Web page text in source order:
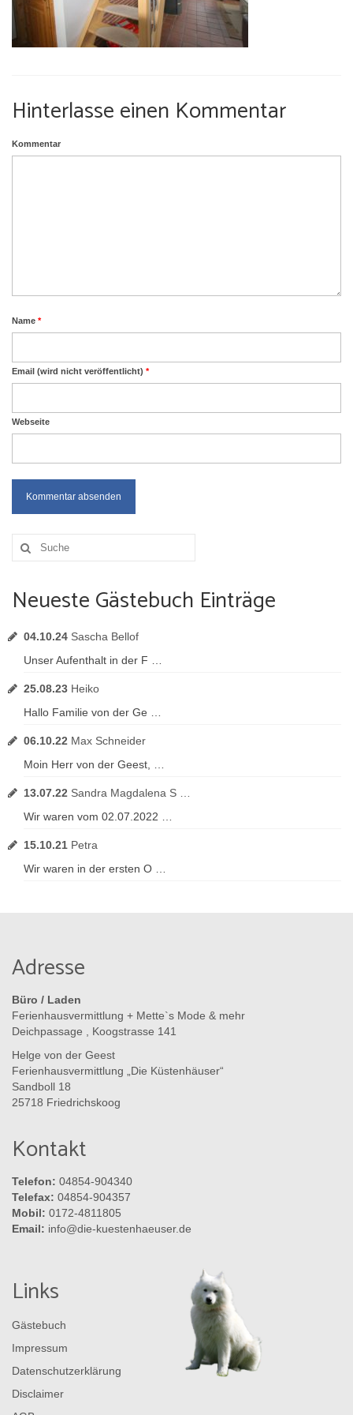
Umgebung
Hinterlasse einen Kommentar
Kommentar
Name *
Email (wird nicht veröffentlicht) *
Webseite
Suche
nach:
Neueste Gästebuch Einträge
04.10.24 Sascha Bellof
Unser Aufenthalt in der F …
25.08.23 Heiko
Hallo Familie von der Ge …
06.10.22 Max Schneider
Moin Herr von der Geest, …
13.07.22 Sandra Magdalena S …
Wir waren vom 02.07.2022 …
15.10.21 Petra
Wir waren in der ersten O …
Adresse
Büro / Laden
Ferienhausvermittlung + Mette`s Mode & mehr
Deichpassage , Koogstrasse 141
Helge von der Geest
Ferienhausvermittlung „Die Küstenhäuser“
Sandboll 18
25718 Friedrichskoog
Kontakt
Telefon: 04854-904340
Telefax: 04854-904357
Mobil: 0172-4811805
Email: info@die-kuestenhaeuser.de
Links
Gästebuch
Impressum
Datenschutzerklärung
Disclaimer